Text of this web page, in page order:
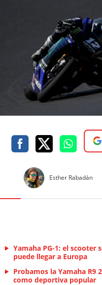
Esther Rabadán
Yamaha PG-1: el scooter
puede llegar a Europa
Probamos la Yamaha R9
como deportiva popular